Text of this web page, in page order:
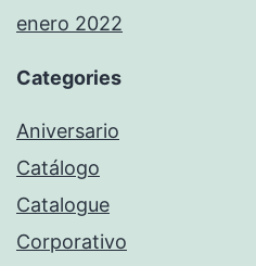
enero 2022
Categories
Aniversario
Catálogo
Catalogue
Corporativo